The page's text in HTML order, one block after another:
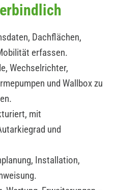
Dachflächen,
erfassen.
Wechselrichter,
und Wallbox zu
mit
und
Installation,